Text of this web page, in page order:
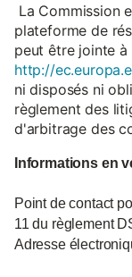
La Commission
plateforme de
peut être jointe à
http://
ni disposés ni
règlement des
d'arbitrage des
Informations en
Point de contact
11 du règlement
Adresse